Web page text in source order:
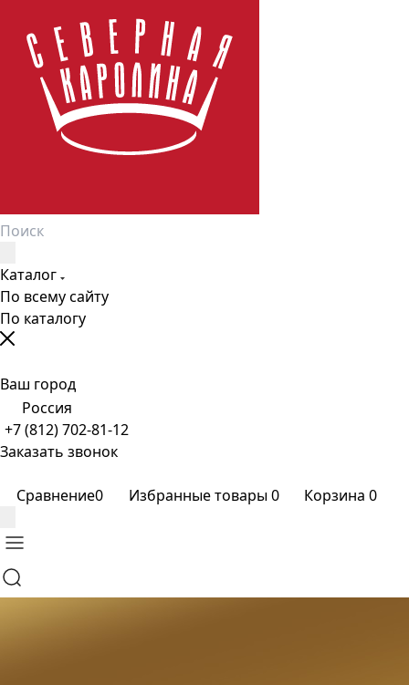
Каталог
По всему сайту
По каталогу
Ваш город
Россия
+7 (812) 702-81-12
Заказать звонок
Сравнение0 Избранные товары0 Корзина 0